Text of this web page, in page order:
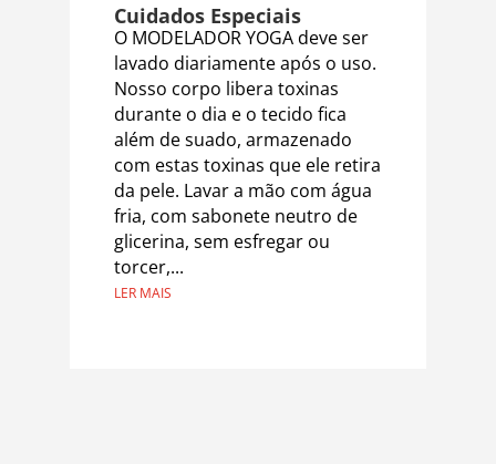
Cuidados Especiais
O MODELADOR YOGA deve ser
lavado diariamente após o uso.
Nosso corpo libera toxinas
durante o dia e o tecido fica
além de suado, armazenado
com estas toxinas que ele retira
da pele. Lavar a mão com água
fria, com sabonete neutro de
glicerina, sem esfregar ou
torcer,...
LER MAIS